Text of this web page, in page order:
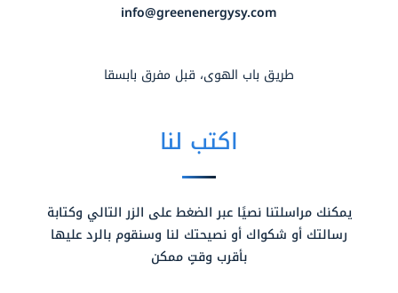
info@greenenergysy.com
طريق باب الهوى، قبل مفرق بابسقا
اكتب لنا
يمكنك مراسلتنا نصيًا عبر الضغط على الزر التالي وكتابة
رسالتك أو شكواك أو نصيحتك لنا وسنقوم بالرد عليها
بأقرب وقتٍ ممكن